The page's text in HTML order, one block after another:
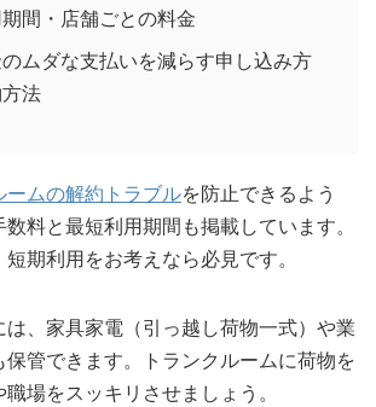
間・店舗ごとの料金
ムダな支払いを減らす申し込み方
法
ームの解約トラブルを防止できるよう
料と最短利用期間も掲載しています。
期利用をお考えなら必見です。
、家具家電（引っ越し荷物一式）や業
管できます。トランクルームに荷物を
場をスッキリさせましょう。